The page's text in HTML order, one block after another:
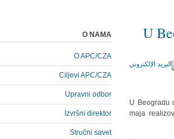
U
U Beogradu
maja
O NAMA
O APC/CZA
Ciljevi APC/CZA
Upravni odbor
Izvršni direktor
Stručni savet